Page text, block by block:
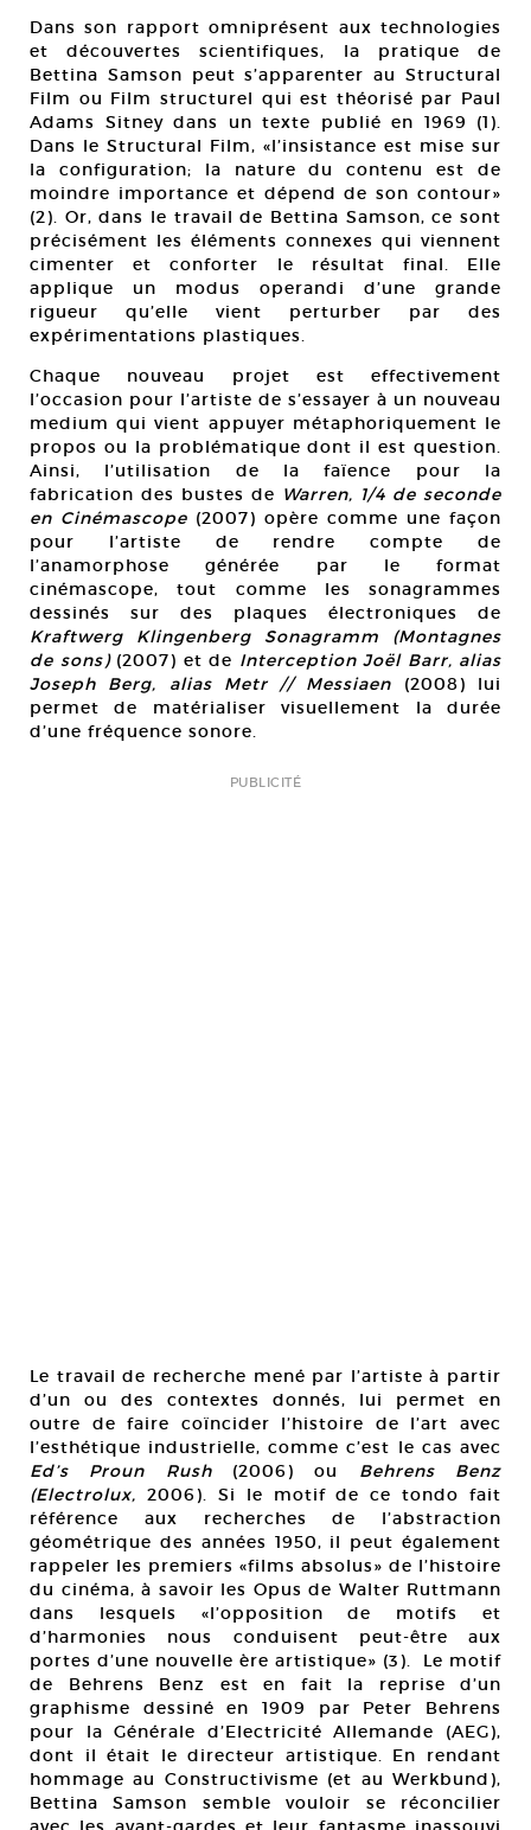
Dans son rapport omniprésent aux technologies
et découvertes scientifiques, la pratique de
Bettina Samson peut s’apparenter au Structural
Film ou Film structurel qui est théorisé par Paul
Adams Sitney dans un texte publié en 1969 (1).
Dans le Structural Film, «l’insistance est mise sur
la configuration; la nature du contenu est de
moindre importance et dépend de son contour»
(2). Or, dans le travail de Bettina Samson, ce sont
précisément les éléments connexes qui viennent
cimenter et conforter le résultat final. Elle
applique un modus operandi d’une grande
rigueur qu’elle vient perturber par des
expérimentations plastiques.
Chaque nouveau projet est effectivement
l’occasion pour l’artiste de s’essayer à un nouveau
medium qui vient appuyer métaphoriquement le
propos ou la problématique dont il est question.
Ainsi, l’utilisation de la faïence pour la
fabrication des bustes de Warren, 1/4 de seconde
en Cinémascope (2007) opère comme une façon
pour l’artiste de rendre compte de
l’anamorphose générée par le format
cinémascope, tout comme les sonagrammes
dessinés sur des plaques électroniques de
Kraftwerg Klingenberg Sonagramm (Montagnes
de sons)(2007) et de Interception Joël Barr, alias
Joseph Berg, alias Metr // Messiaen (2008) lui
permet de matérialiser visuellement la durée
d’une fréquence sonore.
PUBLICITÉ
Le travail de recherche mené par l’artiste à partir
d’un ou des contextes donnés, lui permet en
outre de faire coïncider l’histoire de l’art avec
l’esthétique industrielle, comme c’est le cas avec
Ed’s Proun Rush(2006) ou
Behrens Benz
(Electrolux, 2006). Si le motif de ce tondo fait
référence aux recherches de l’abstraction
géométrique des années 1950, il peut également
rappeler les premiers «films absolus» de l’histoire
du cinéma, à savoir les Opus de Walter Ruttmann
dans lesquels «l’opposition de motifs et
d’harmonies nous conduisent peut-être aux
portes d’une nouvelle ère artistique» (3). Le motif
de Behrens Benz est en fait la reprise d’un
graphisme dessiné en 1909 par Peter Behrens
pour la Générale d’Electricité Allemande (AEG),
dont il était le directeur artistique. En rendant
hommage au Constructivisme (et au Werkbund),
Bettina Samson semble vouloir se réconcilier